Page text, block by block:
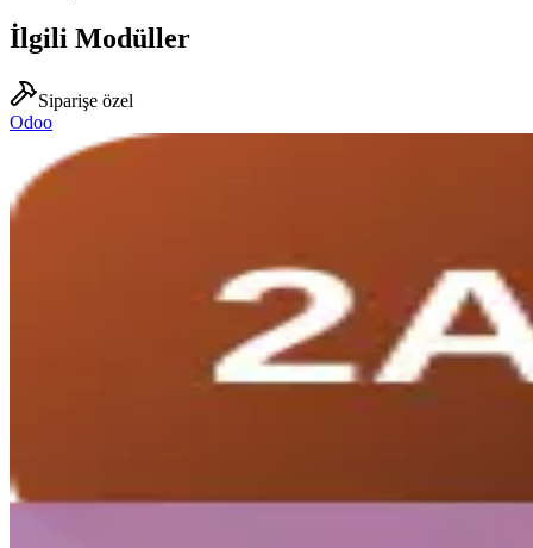
İlgili Modüller
Siparişe özel
Odoo